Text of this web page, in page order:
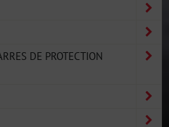
DE PROTECTION